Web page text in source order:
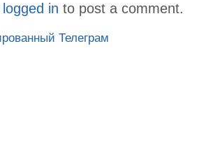
logged in to post a comment.
Телеграм